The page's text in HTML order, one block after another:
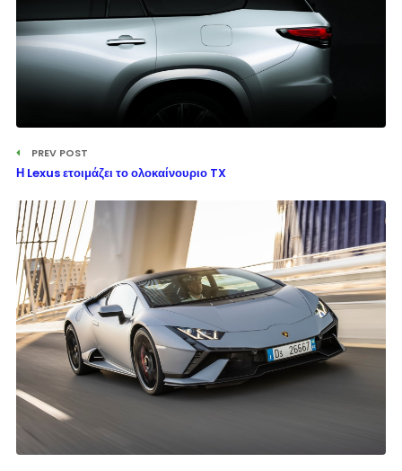
PREV POST
Η Lexus ετοιμάζει το ολοκαίνουριο TX